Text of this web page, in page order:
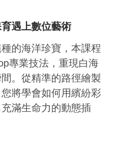
遇上數位藝術
的海洋珍寶，本課程
專業技法，重現白海
。從精準的路徑繪製
將學會如何用繽紛彩
滿生命力的動態插